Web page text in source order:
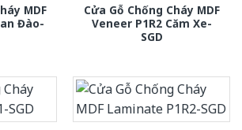
MDF
Đào-
Cửa Gỗ Chống Cháy MDF
Veneer P1R2 Căm Xe-
SGD